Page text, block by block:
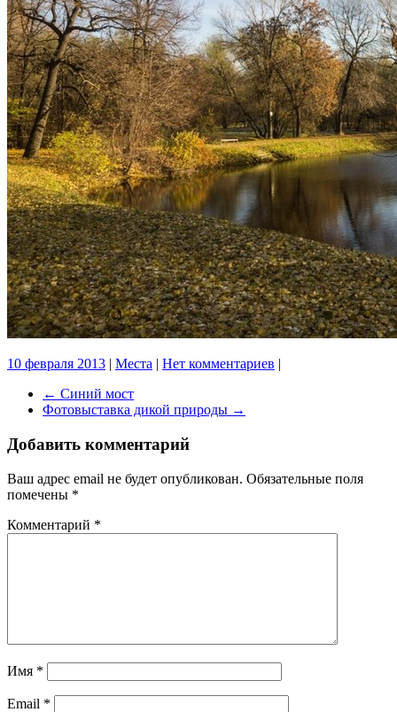
10 февраля 2013 | Места | Нет комментариев |
← Синий мост
Фотовыставка дикой природы →
Добавить комментарий
Ваш адрес email не будет опубликован. Обязательные поля
помечены *
Комментарий *
Имя *
Email *